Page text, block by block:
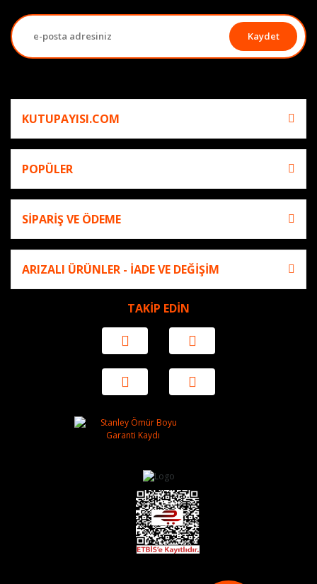
Kaydet
KUTUPAYISI.COM
POPÜLER
SİPARİŞ VE ÖDEME
ARIZALI ÜRÜNLER - İADE VE DEĞİŞİM
TAKİP EDİN